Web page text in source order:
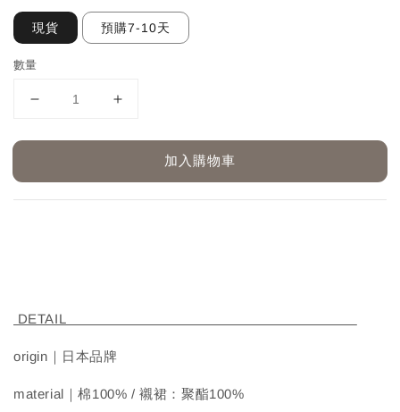
現貨 預購7-10天
數量
加入購物車
DETAIL
origin｜日本品牌
material｜棉100% / 襯裙：聚酯100%